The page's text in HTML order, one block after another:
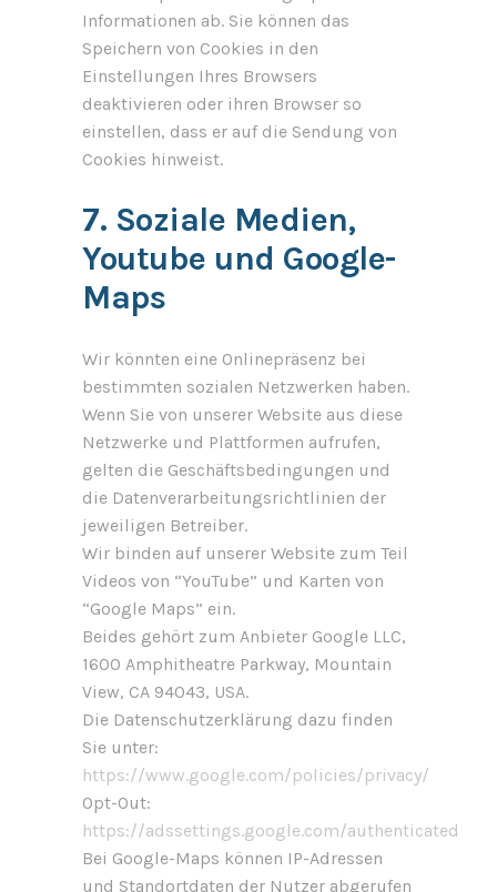
Informationen ab. Sie können das
Speichern von Cookies in den
Einstellungen Ihres Browsers
deaktivieren oder ihren Browser so
einstellen, dass er auf die Sendung von
Cookies hinweist.
7. Soziale Medien,
Youtube und Google-
Maps
Wir könnten eine Onlinepräsenz bei
bestimmten sozialen Netzwerken haben.
Wenn Sie von unserer Website aus diese
Netzwerke und Plattformen aufrufen,
gelten die Geschäftsbedingungen und
die Datenverarbeitungsrichtlinien der
jeweiligen Betreiber.
Wir binden auf unserer Website zum Teil
Videos von “YouTube” und Karten von
“Google Maps” ein.
Beides gehört zum Anbieter Google LLC,
1600 Amphitheatre Parkway, Mountain
View, CA 94043, USA.
Die Datenschutzerklärung dazu finden
Sie unter:
https://www.google.com/policies/privacy/
Opt-Out:
https://adssettings.google.com/authenticated
Bei Google-Maps können IP-Adressen
und Standortdaten der Nutzer abgerufen